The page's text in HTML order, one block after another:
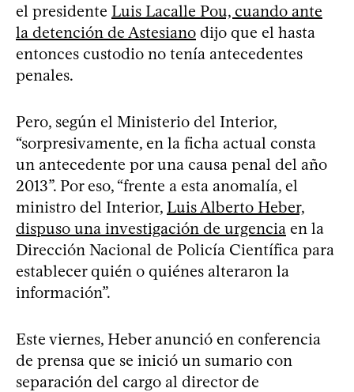
el presidente Luis Lacalle Pou, cuando ante
la detención de Astesiano dijo que el hasta
entonces custodio no tenía antecedentes
penales.
Pero, según el Ministerio del Interior,
“sorpresivamente, en la ficha actual consta
un antecedente por una causa penal del año
2013”. Por eso, “frente a esta anomalía, el
ministro del Interior, Luis Alberto Heber,
dispuso una investigación de urgencia en la
Dirección Nacional de Policía Científica para
establecer quién o quiénes alteraron la
información”.
Este viernes, Heber anunció en conferencia
de prensa que se inició un sumario con
separación del cargo al director de